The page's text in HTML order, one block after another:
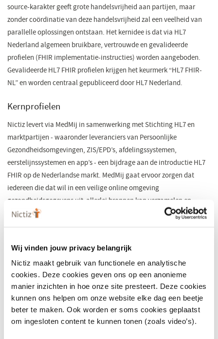
Wij vinden jouw privacy belangrijk
Nictiz maakt gebruik van functionele en analytische
cookies. Deze cookies geven ons op een anonieme
manier inzichten in hoe onze site presteert. Deze cookies
kunnen ons helpen om onze website elke dag een beetje
beter te maken. Ook worden er soms cookies geplaatst
om ingesloten content te kunnen tonen (zoals video’s).
source-karakter geeft grote handelsvrijheid aan partijen, maar
zonder coördinatie van deze handelsvrijheid zal een veelheid van
parallelle oplossingen ontstaan. Het kernidee is dat via HL7
Nederland algemeen bruikbare, vertrouwde en gevalideerde
profielen (FHIR implementatie-instructies) worden aangeboden.
Gevalideerde HL7 FHIR profielen krijgen het keurmerk “HL7 FHIR-
NL” en worden centraal gepubliceerd door HL7 Nederland.
Kernprofielen
Nictiz levert via MedMij in samenwerking met Stichting HL7 en
marktpartijen - waaronder leveranciers van Persoonlijke
Gezondheidsomgevingen, ZIS/EPD’s, afdelingssystemen,
eerstelijnssystemen en app’s - een bijdrage aan de introductie HL7
FHIR op de Nederlandse markt. MedMij gaat ervoor zorgen dat
iedereen die dat wil in een veilige online omgeving
gezondheidsgegevens uit allerlei bronnen kan verzamelen en
gebruiken.
Patiënt
Gerelateerd persoon
Zorgaanbieder
Zorgverlener
Naam
Adres